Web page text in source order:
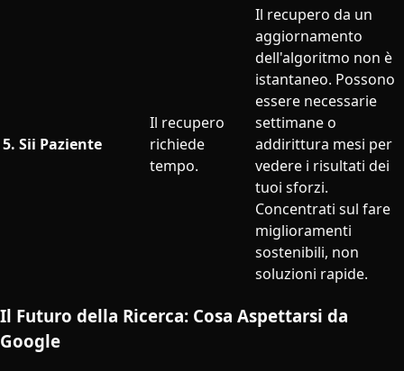
5. Sii Paziente
Il recupero
richiede
tempo.
Il recupero da un
aggiornamento
dell'algoritmo non è
istantaneo. Possono
essere necessarie
settimane o
addirittura mesi per
vedere i risultati dei
tuoi sforzi.
Concentrati sul fare
miglioramenti
sostenibili, non
soluzioni rapide.
Il Futuro della Ricerca: Cosa Aspettarsi da
Google